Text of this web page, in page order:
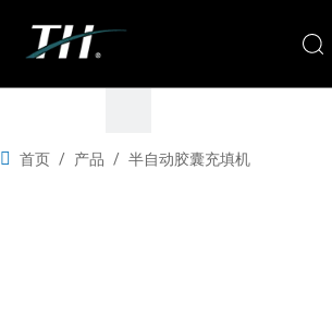
首页 / 产品 / 半自动胶囊充填机